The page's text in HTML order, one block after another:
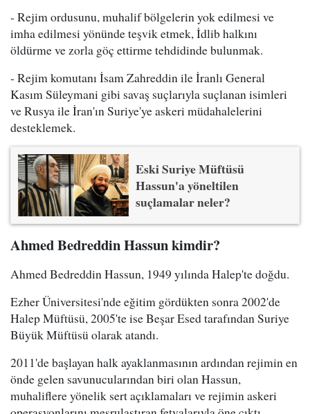
- Rejim ordusunu, muhalif bölgelerin yok edilmesi ve
imha edilmesi yönünde teşvik etmek, İdlib halkını
öldürme ve zorla göç ettirme tehdidinde bulunmak.
- Rejim komutanı İsam Zahreddin ile İranlı General
Kasım Süleymani gibi savaş suçlarıyla suçlanan isimleri
ve Rusya ile İran'ın Suriye'ye askeri müdahalelerini
desteklemek.
Eski Suriye Müftüsü
Hassun'a yöneltilen
suçlamalar neler?
Ahmed Bedreddin Hassun kimdir?
Ahmed Bedreddin Hassun, 1949 yılında Halep'te doğdu.
Ezher Üniversitesi'nde eğitim gördükten sonra 2002'de
Halep Müftüsü, 2005'te ise Beşar Esed tarafından Suriye
Büyük Müftüsü olarak atandı.
2011'de başlayan halk ayaklanmasının ardından rejimin en
önde gelen savunucularından biri olan Hassun,
muhaliflere yönelik sert açıklamaları ve rejimin askeri